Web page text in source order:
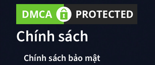
Chính sách
Chính sách bảo mật